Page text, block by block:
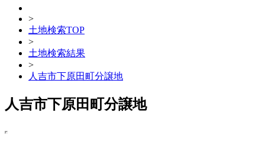
>
土地検索TOP
>
土地検索結果
>
人吉市下原田町分譲地
人吉市下原田町分譲地